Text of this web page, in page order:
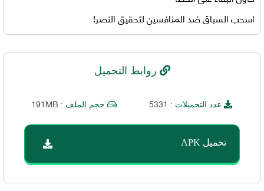
اسحب السباق ضد المنافسين لتحقيق النصر!
روابط التحميل
عدد التحميلات : 5331 حجم الملف : 191MB
تحميل APK